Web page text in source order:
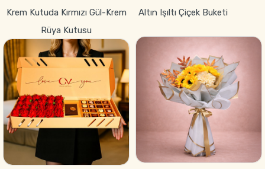
Krem Kutuda Kırmızı Gül-Krem
Rüya Kutusu
Altın Işıltı Çiçek Buketi